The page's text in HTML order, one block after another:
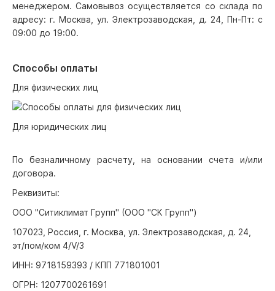
менеджером. Самовывоз осуществляется со склада по
адресу: г. Москва, ул. Электрозаводская, д. 24, Пн-Пт: с
09:00 до 19:00.
Способы оплаты
Для физических лиц
Для юридических лиц
По безналичному расчету, на основании счета и/или
договора.
Реквизиты:
ООО "Ситиклимат Групп" (ООО "СК Групп")
107023, Россия, г. Москва, ул. Электрозаводская, д. 24,
эт/пом/ком 4/V/3
ИНН: 9718159393 / КПП 771801001
ОГРН: 1207700261691